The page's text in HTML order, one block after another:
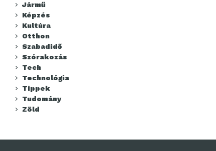
Jármű
Képzés
Kultúra
Otthon
Szabadidő
Szórakozás
Tech
Technológia
Tippek
Tudomány
Zöld